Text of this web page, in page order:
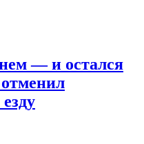
— и остался